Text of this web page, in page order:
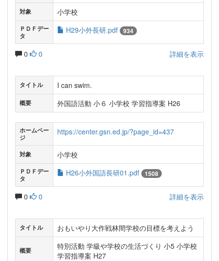
対象 小学校
ＰＤＦデー
タ
H29小外長研.pdf 934
0 0 詳細を表示
タイトル I can swim.
概要 外国語活動 小６ 小学校 学習指導案 H26
ホームペー
ジ
https://center.gsn.ed.jp/?page_id=437
対象 小学校
ＰＤＦデー
タ
H26小外国語長研01.pdf 1508
0 0 詳細を表示
タイトル おもいやり大作戦林間学校の目標を考えよう
概要
特別活動 学級や学校の生活づくり 小5 小学校
学習指導案 H27